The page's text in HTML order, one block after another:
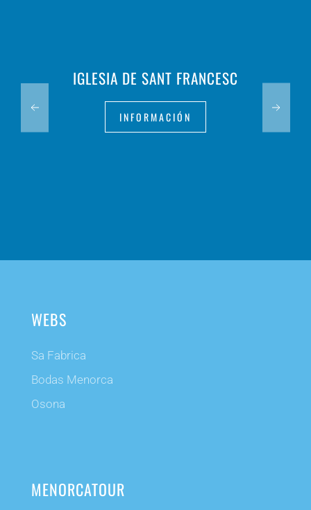
IGLESIA DE SANT FRANCESC
INFORMACIÓN
WEBS
Sa Fabrica
Bodas Menorca
Osona
MENORCATOUR